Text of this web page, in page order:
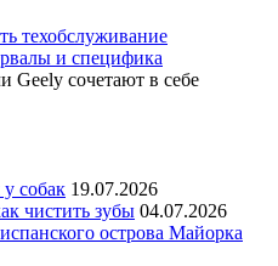
техобслуживание
и специфика
Geely сочетают в себе
собак 19.07.2026
чистить зубы 04.07.2026
острова Майорка